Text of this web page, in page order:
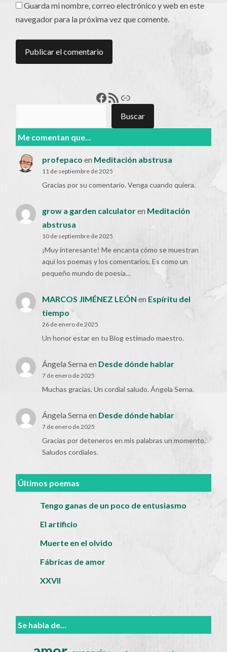
Guarda mi nombre, correo electrónico y web en este
navegador para la próxima vez que comente.
Francisco Pérez
Feed RSSEnlace
Buscar
Me comentan que...
profepaco en Meditación abstrusa
11 de septiembre de 2025
Gracias por su comentario. Venga cuando quiera.
grow a garden calculatoren Meditación
abstrusa
10 de septiembre de 2025
¡Muy interesante! Me encanta cómo se muestran
aquí los poemas y los comentarios. Es como un
pequeño mundo de poesía…
MARCOS JIMÉNEZ LEÓN en Espíritu del
tiempo
26 de enero de 2025
Un honor estar en tu Blog estimado maestro.
Ángela Serna en Desde dónde hablar
7 de enero de 2025
Muchas gracias. Un cordial saludo. Ángela Serna.
Ángela Serna en Desde dónde hablar
7 de enero de 2025
Gracias por deteneros en mis palabras un momento.
Saludos cordiales.
Últimos poemas
Tengo ganas de un poco de entusiasmo
El artificio
Muerte en el olvido
Fábricas de amor
XXVII
Se habla de...